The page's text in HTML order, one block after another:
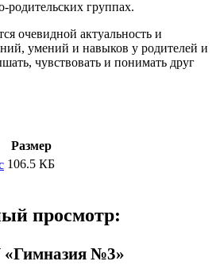
родительских группах.
очевидной актуальность и
умений и навыков у родителей и
чувствовать и понимать друг
Размер
106.5 КБ
просмотр:
№3»